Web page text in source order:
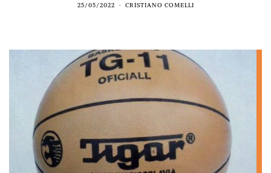
25/05/2022 CRISTIANO COMELLI